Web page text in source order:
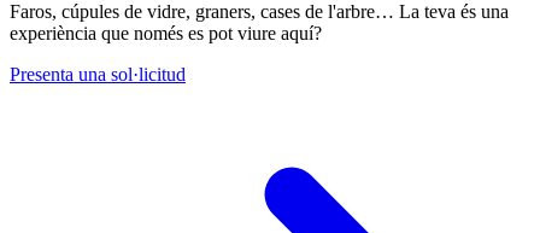
Faros, cúpules de vidre, graners, cases de l'arbre… La teva és una
experiència que només es pot viure aquí?
Presenta una sol·licitud